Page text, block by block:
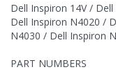
Dell Inspiron 14V /
Dell Inspiron N4020 /
N4030 / Dell Inspiron
PART NUMBERS